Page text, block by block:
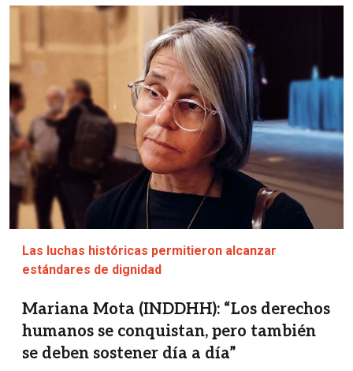
Imagen
Las luchas históricas permitieron alcanzar
estándares de dignidad
Mariana Mota (INDDHH): “Los derechos
humanos se conquistan, pero también
se deben sostener día a día”